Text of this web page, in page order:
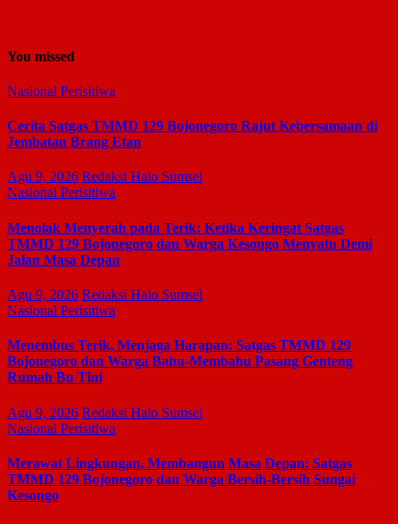
You missed
Nasional Perisitiwa
Cerita Satgas TMMD 129 Bojonegoro Rajut Kebersamaan di
Jembatan Brang Etan
Agu 9, 2026 Redaksi Halo Sumsel
Nasional Perisitiwa
Menolak Menyerah pada Terik: Ketika Keringat Satgas
TMMD 129 Bojonegoro dan Warga Kesongo Menyatu Demi
Jalan Masa Depan
Agu 9, 2026 Redaksi Halo Sumsel
Nasional Perisitiwa
Menembus Terik, Menjaga Harapan: Satgas TMMD 129
Bojonegoro dan Warga Bahu-Membahu Pasang Genteng
Rumah Bu Tini
Agu 9, 2026 Redaksi Halo Sumsel
Nasional Perisitiwa
Merawat Lingkungan, Membangun Masa Depan: Satgas
TMMD 129 Bojonegoro dan Warga Bersih-Bersih Sungai
Kesongo